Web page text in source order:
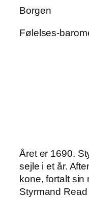
Borgen
Følelses-
Året er 1690.
sejle i et år.
kone, fortalt sin
Styrmand